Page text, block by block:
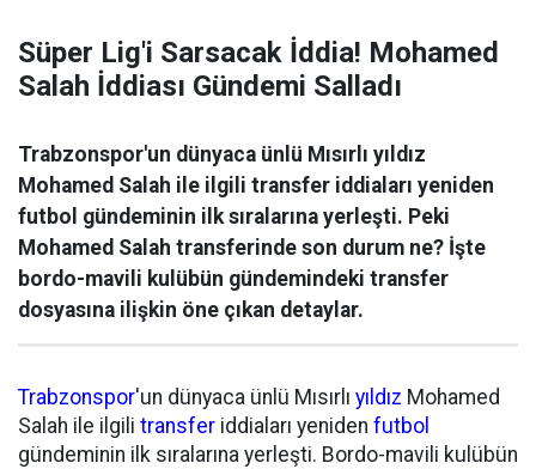
Süper Lig'i Sarsacak İddia! Mohamed
Salah İddiası Gündemi Salladı
Trabzonspor'un dünyaca ünlü Mısırlı yıldız
Mohamed Salah ile ilgili transfer iddiaları yeniden
futbol gündeminin ilk sıralarına yerleşti. Peki
Mohamed Salah transferinde son durum ne? İşte
bordo-mavili kulübün gündemindeki transfer
dosyasına ilişkin öne çıkan detaylar.
Trabzonspor'un dünyaca ünlü Mısırlı yıldız Mohamed
Salah ile ilgili transfer iddiaları yeniden futbol
gündeminin ilk sıralarına yerleşti. Bordo-mavili kulübün